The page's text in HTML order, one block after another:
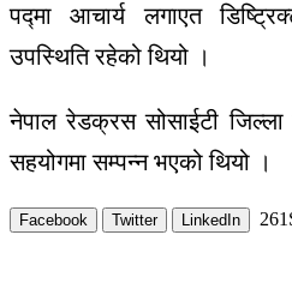
पद्मा
आचार्य लगाएत
उपस्थिति रहेको थियो ।
नेपाल रेडक्रस सोसाईटी जिल्ला
सहयोगमा सम्पन्न भएको थियो ।
Facebook Twitter LinkedIn 261